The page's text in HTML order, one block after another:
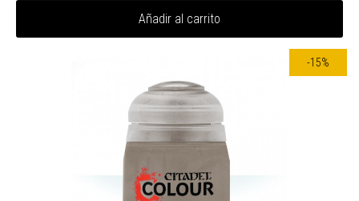
Añadir al carrito
-15%